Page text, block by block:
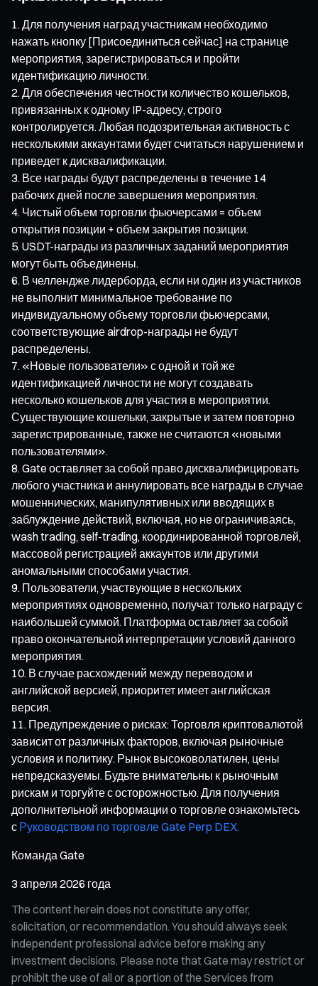
Для получения наград участникам необходимо
нажать кнопку [Присоединиться сейчас] на странице
мероприятия, зарегистрироваться и пройти
идентификацию личности.
Для обеспечения честности количество кошельков,
привязанных к одному IP-адресу, строго
контролируется. Любая подозрительная активность с
несколькими аккаунтами будет считаться нарушением и
приведет к дисквалификации.
Все награды будут распределены в течение 14
рабочих дней после завершения мероприятия.
Чистый объем торговли фьючерсами = объем
открытия позиции + объем закрытия позиции.
USDT-награды из различных заданий мероприятия
могут быть объединены.
В челлендже лидерборда, если ни один из участников
не выполнит минимальное требование по
индивидуальному объему торговли фьючерсами,
соответствующие airdrop-награды не будут
распределены.
«Новые пользователи» с одной и той же
идентификацией личности не могут создавать
несколько кошельков для участия в мероприятии.
Существующие кошельки, закрытые и затем повторно
зарегистрированные, также не считаются «новыми
пользователями».
Gate оставляет за собой право дисквалифицировать
любого участника и аннулировать все награды в случае
мошеннических, манипулятивных или вводящих в
заблуждение действий, включая, но не ограничиваясь,
wash trading, self-trading, координированной торговлей,
массовой регистрацией аккаунтов или другими
аномальными способами участия.
Пользователи, участвующие в нескольких
мероприятиях одновременно, получат только награду с
наибольшей суммой. Платформа оставляет за собой
право окончательной интерпретации условий данного
мероприятия.
В случае расхождений между переводом и
английской версией, приоритет имеет английская
версия.
Предупреждение о рисках: Торговля криптовалютой
зависит от различных факторов, включая рыночные
условия и политику. Рынок высоковолатилен, цены
непредсказуемы. Будьте внимательны к рыночным
рискам и торгуйте с осторожностью. Для получения
дополнительной информации о торговле ознакомьтесь
с Руководством по торговле Gate Perp DEX.
Команда Gate
3 апреля 2026 года
The content herein does not constitute any offer,
solicitation, or recommendation. You should always seek
independent professional advice before making any
investment decisions. Please note that Gate may restrict or
prohibit the use of all or a portion of the Services from